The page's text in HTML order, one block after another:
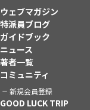
ウェブマガジン
特派員ブログ
ガイドブック
ニュース
著者一覧
コミュニティ
新規会員登録
GOOD LUCK TRIP